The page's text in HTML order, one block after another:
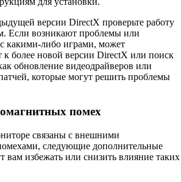
версии DirectX проверьте работу
Если возникают проблемы или
с какими-либо играми, может
к более новой версии DirectX или поиск
обновление видеодрайверов или
которые могут решить проблемы
помех
связаны с внешними
следующие дополнительные
вам избежать или снизить влияние таких